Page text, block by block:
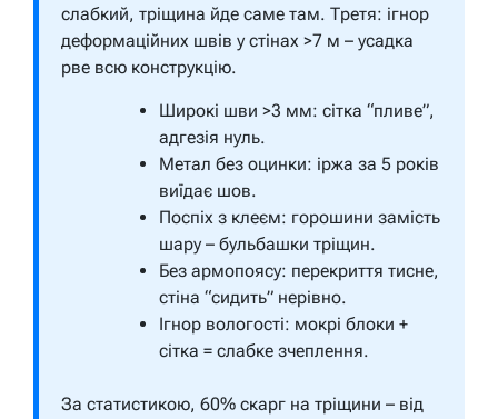
слабкий, тріщина йде саме там. Третя: ігнор
деформаційних швів у стінах >7 м – усадка
рве всю конструкцію.
Широкі шви >3 мм: сітка “пливе”,
адгезія нуль.
Метал без оцинки: іржа за 5 років
виїдає шов.
Поспіх з клеєм: горошини замість
шару – бульбашки тріщин.
Без армопоясу: перекриття тисне,
стіна “сидить” нерівно.
Ігнор вологості: мокрі блоки +
сітка = слабке зчеплення.
За статистикою, 60% скарг на тріщини – від